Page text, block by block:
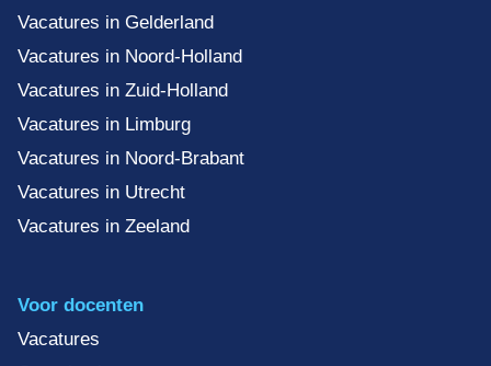
Vacatures in Gelderland
Vacatures in Noord-Holland
Vacatures in Zuid-Holland
Vacatures in Limburg
Vacatures in Noord-Brabant
Vacatures in Utrecht
Vacatures in Zeeland
Voor docenten
Vacatures